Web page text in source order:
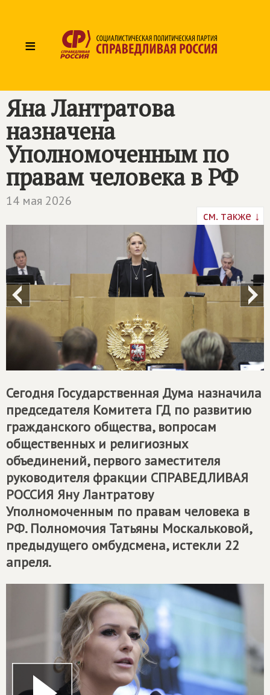
≡
Яна Лантратова
назначена
Уполномоченным по
правам человека в РФ
14 мая 2026
см. также ↓
Сегодня Государственная Дума назначила
председателя Комитета ГД по развитию
гражданского общества, вопросам
общественных и религиозных
объединений, первого заместителя
руководителя фракции СПРАВЕДЛИВАЯ
РОССИЯ Яну Лантратову
Уполномоченным по правам человека в
РФ. Полномочия Татьяны Москальковой,
предыдущего омбудсмена, истекли 22
апреля.